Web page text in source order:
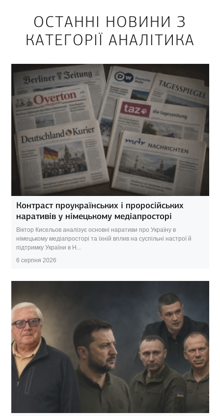
ОСТАННІ НОВИНИ З
КАТЕГОРІЇ АНАЛІТИКА
Контраст проукраїнських і проросійських
наративів у німецькому медіапросторі
Віктор Кисельов аналізує основні наративи про Україну в
німецькому медіапросторі та їхній вплив на суспільні настрої й
підтримку України в Н...
6 серпня 2026